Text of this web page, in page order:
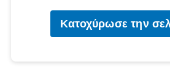
Κατοχύρωσε την